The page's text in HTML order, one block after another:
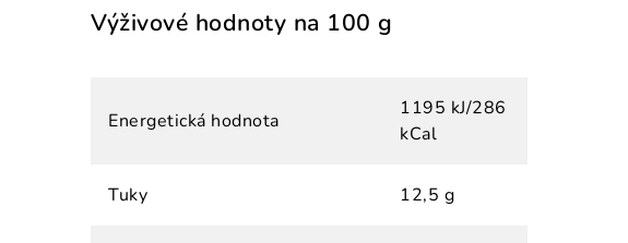
Výživové hodnoty na 100 g
Energetická hodnota
1195 kJ/286
kCal
Tuky 12,5 g